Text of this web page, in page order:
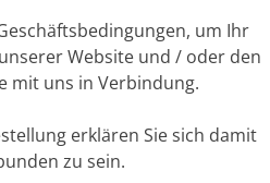
um Ihr
Website und / oder den
mit uns in Verbindung.
erklären Sie sich damit
zu sein.